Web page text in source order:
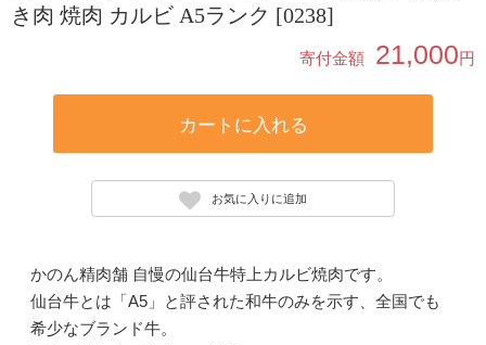
き肉 焼肉 カルビ A5ランク [0238]
寄付金額 21,000円
カートに入れる
お気に入りに追加
かのん精肉舗 自慢の仙台牛特上カルビ焼肉です。
仙台牛とは「A5」と評された和牛のみを示す、全国でも
希少なブランド牛。